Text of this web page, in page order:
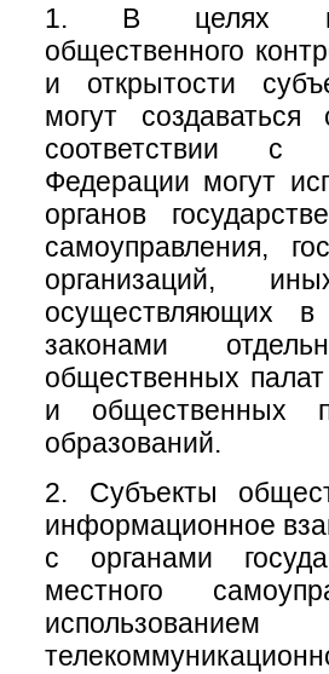
1. В целях
общественного
и открытости
могут
соответствии с
Федерации могут
органов
самоуправления,
организаций,
осуществляющих
законами
общественных
и общественных
образований.
2. Субъекты
информационное
с органами
местного